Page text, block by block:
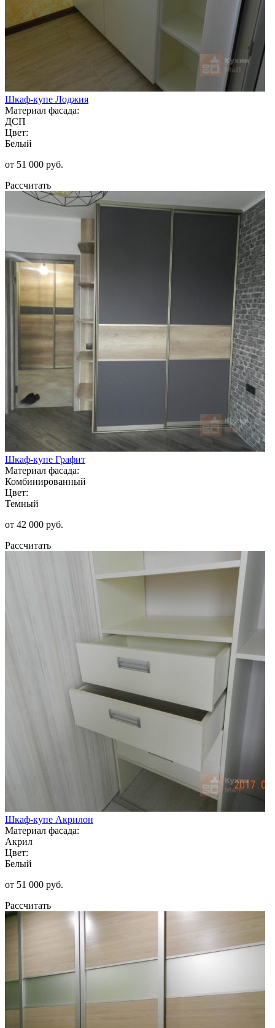
Шкаф-купе Лоджия
Материал фасада:
ДСП
Цвет:
Белый
от 51 000 руб.
Рассчитать
Шкаф-купе Графит
Материал фасада:
Комбинированный
Цвет:
Темный
от 42 000 руб.
Рассчитать
Шкаф-купе Акрилон
Материал фасада:
Акрил
Цвет:
Белый
от 51 000 руб.
Рассчитать